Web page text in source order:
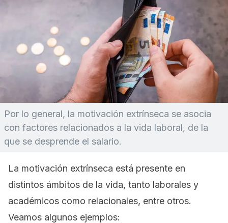
Por lo general, la motivación extrínseca se asocia
con factores relacionados a la vida laboral, de la
que se desprende el salario.
La motivación extrínseca está presente en
distintos ámbitos de la vida, tanto laborales y
académicos como relacionales, entre otros.
Veamos algunos ejemplos: